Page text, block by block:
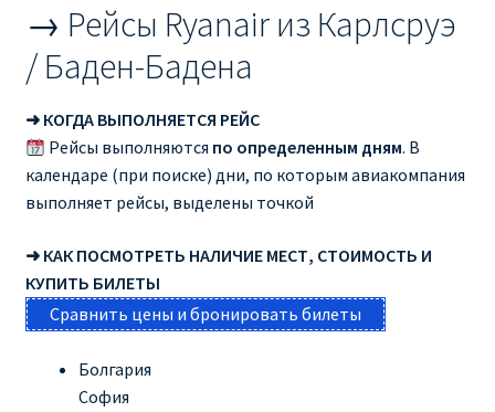
→ Рейсы Ryanair из Карлсруэ
/ Баден-Бадена
➜ КОГДА ВЫПОЛНЯЕТСЯ РЕЙС
Рейсы выполняются по определенным дням. В
календаре (при поиске) дни, по которым авиакомпания
выполняет рейсы, выделены точкой
➜ КАК ПОСМОТРЕТЬ НАЛИЧИЕ МЕСТ, СТОИМОСТЬ И
КУПИТЬ БИЛЕТЫ
Сравнить цены и бронировать билеты
Болгария
София